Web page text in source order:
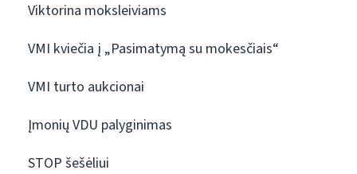
Viktorina moksleiviams
VMI kviečia į „Pasimatymą su mokesčiais“
VMI turto aukcionai
Įmonių VDU palyginimas
STOP šešėliui